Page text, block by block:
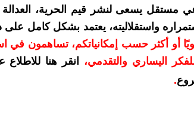
مستقل يسعى لنشر قيم الحرية، العدالة
واستقلاليته، يعتمد بشكل كامل
دولارات سنويًا أو أكثر حسب إمكانياتكم، تساهمون
اليساري والتقدمي،
انقر هنا
.